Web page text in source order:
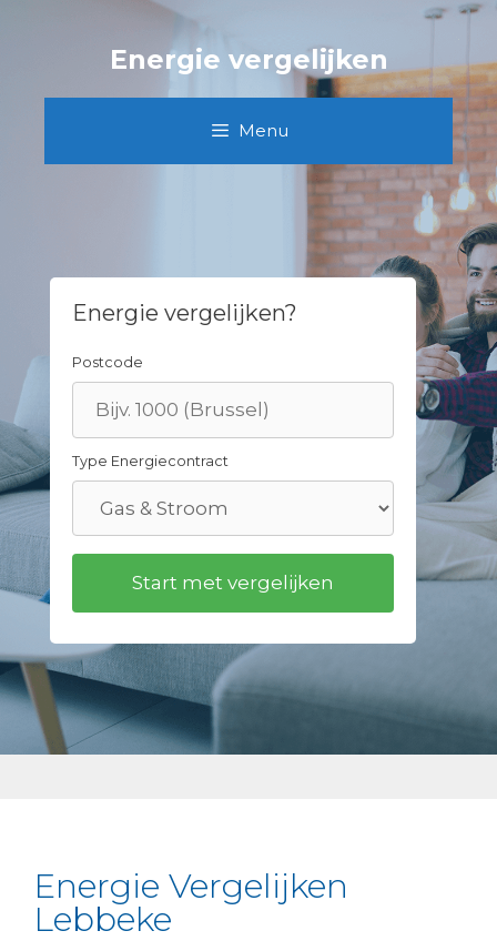
Energie vergelijken
Menu
Energie vergelijken?
Postcode
Type Energiecontract
Energie Vergelijken
Lebbeke